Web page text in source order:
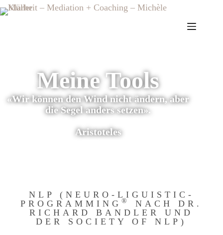
Meine Tools
«Wir können den Wind nicht ändern, aber
die Segel anders setzen».
Aristoteles
NLP (NEURO-LIGUISTIC-
PROGRAMMING®
NACH DR.
RICHARD BANDLER UND
DER SOCIETY OF NLP)